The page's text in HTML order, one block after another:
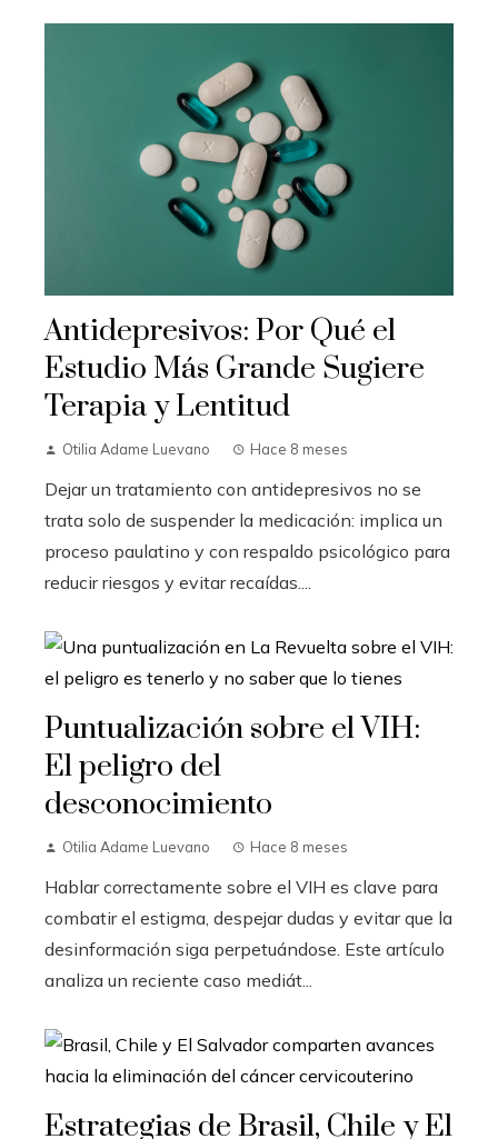
Antidepresivos: Por Qué el
Estudio Más Grande Sugiere
Terapia y Lentitud
Otilia Adame Luevano Hace 8 meses
Dejar un tratamiento con antidepresivos no se
trata solo de suspender la medicación: implica un
proceso paulatino y con respaldo psicológico para
reducir riesgos y evitar recaídas....
Puntualización sobre el VIH:
El peligro del
desconocimiento
Otilia Adame Luevano Hace 8 meses
Hablar correctamente sobre el VIH es clave para
combatir el estigma, despejar dudas y evitar que la
desinformación siga perpetuándose. Este artículo
analiza un reciente caso mediát...
Estrategias de Brasil, Chile y El